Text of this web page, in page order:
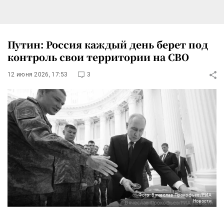
Путин: Россия каждый день берет под
контроль свои территории на СВО
12 июня 2026, 17:53 3
Фото: Вячеслав Прокофьев/РИА
Новости